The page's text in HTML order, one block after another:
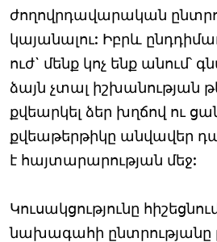
ժողովրդավարական
կայանալու: Իբրև
ուժ` մենք կոչ ենք անում՝
ձայն չտալ իշխանության
քվեարկել ձեր խղճով ու
քվեաթերթիկը անվավեր
է հայտարարության մեջ:
Կուսակցությունը
նախագահի ընտրությանը